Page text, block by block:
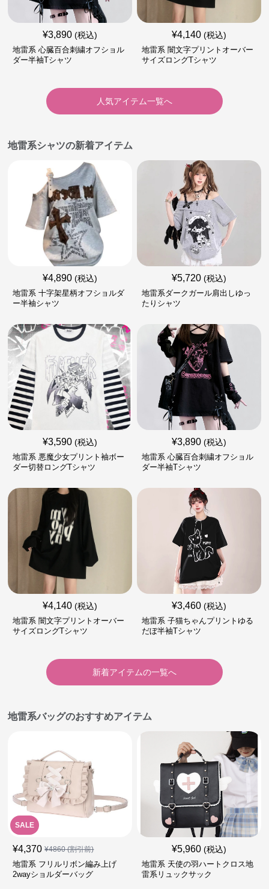
¥3,890 (税込)
地雷系 心臓百合刺繍オフショル
ダー半袖Tシャツ
¥4,140 (税込)
地雷系 闇文字プリントオーバー
サイズロングTシャツ
人気アイテム一覧へ
地雷系シャツの新着アイテム
¥4,890 (税込)
地雷系 十字架星柄オフショルダ
ー半袖シャツ
¥5,720 (税込)
地雷系ダークガール肩出しゆっ
たりシャツ
¥3,590 (税込)
地雷系 悪魔少女プリント袖ボー
ダー切替ロングTシャツ
¥3,890 (税込)
地雷系 心臓百合刺繍オフショル
ダー半袖Tシャツ
¥4,140 (税込)
地雷系 闇文字プリントオーバー
サイズロングTシャツ
¥3,460 (税込)
地雷系 子猫ちゃんプリントゆる
だぼ半袖Tシャツ
新着アイテムの一覧へ
地雷系バッグのおすすめアイテム
SALE
¥4,370 ¥4860(割引前)
地雷系 フリルリボン編み上げ
2wayショルダーバッグ
¥5,960 (税込)
地雷系 天使の羽ハートクロス地
雷系リュックサック